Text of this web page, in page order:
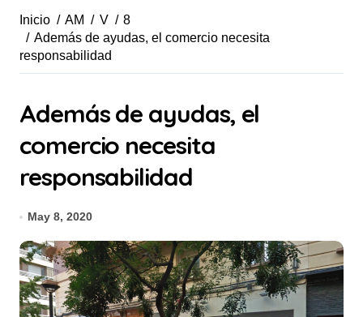
Inicio AM V
8
Además de ayudas, el comercio necesita
responsabilidad
Además de ayudas, el
comercio necesita
responsabilidad
May 8, 2020